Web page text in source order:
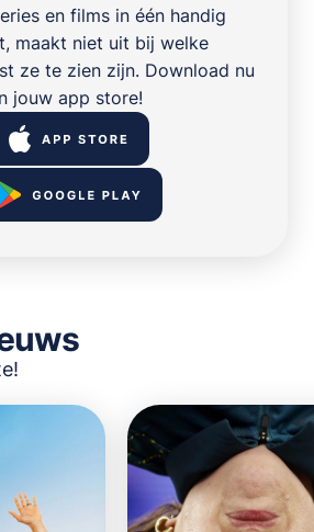
en films in één handig
maakt niet uit bij welke
ze te zien zijn. Download nu
jouw app store!